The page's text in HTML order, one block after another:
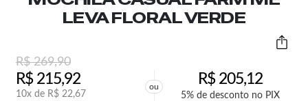
LEVA FLORAL VERDE
R$269,90
R$215,92
10x de R$ 22,67
ou R$205,12
5% de desconto no PIX